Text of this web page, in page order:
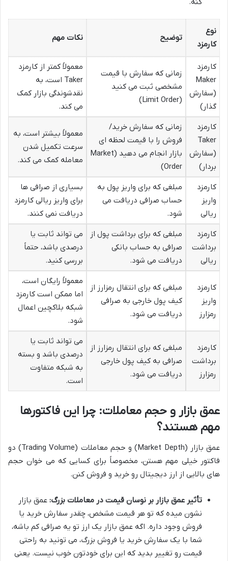
کنه.
نوع
کارمزد
توضیح نکات مهم
کارمزد
Maker
(سفارش
گذار)
زمانی که سفارش با قیمت
مشخصی ثبت می کنید
(Limit Order)
معمولاً کمتر از کارمزد
Taker است، به
نقدشوندگی بازار کمک
می کند.
کارمزد
Taker
(سفارش
بردار)
زمانی که سفارش خرید/
فروش را با قیمت لحظه ای
بازار انجام می دهید (Market
Order)
معمولاً بیشتر است، به
سرعت تکمیل شدن
معامله کمک می کند.
کارمزد
واریز
ریالی
مبلغی که برای واریز پول به
حساب صرافی دریافت می
شود.
بسیاری از صرافی ها
برای واریز ریالی کارمزد
دریافت نمی کنند.
کارمزد
برداشت
ریالی
مبلغی که برای برداشت پول از
صرافی به حساب بانکی
دریافت می شود.
می تواند ثابت یا
درصدی باشد، حتماً
بررسی کنید.
کارمزد
واریز
رمزارز
مبلغی که برای انتقال رمزارز از
کیف پول خارجی به صرافی
دریافت می شود.
معمولاً رایگان است،
اما ممکن است کارمزد
شبکه بلاکچین اعمال
شود.
کارمزد
برداشت
رمزارز
مبلغی که برای انتقال رمزارز از
صرافی به کیف پول خارجی
دریافت می شود.
می تواند ثابت یا
درصدی باشد و بسته
به شبکه متفاوت
است.
عمق بازار و حجم معاملات: چرا این فاکتورها
مهم هستند؟
عمق بازار (Market Depth) و حجم معاملات (Trading Volume) دو
فاکتور خیلی مهم هستن، مخصوصاً برای کسایی که می خوان حجم
های بالایی از ارز دیجیتال رو خرید و فروش کنن.
تأثیر عمق بازار بر نوسان قیمت در معاملات بزرگ: عمق بازار
نشون میده که تو هر قیمت مشخص، چقدر سفارش خرید یا
فروش وجود داره. اگه عمق بازار یک ارز تو یه صرافی کم باشه،
شما با یک سفارش خرید یا فروش بزرگ، می تونید به راحتی
قیمت رو تغییر بدید که این برای خودتون خوب نیست. یعنی